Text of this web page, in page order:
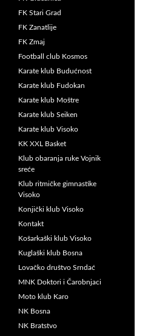
FK Stari Grad
FK Zanatlije
FK Zmaj
Football club Kosmos
Karate klub Budućnost
Karate klub Fudokan
Karate klub Moštre
Karate klub Seiken
Karate klub Visoko
KK XXL Basket
Klub obaranja ruke Vojnik
sreće
Klub ritmičke gimnastike
Visoko
Konjički klub Visoko
Kontakt
Košarkaški klub Visoko
Kuglaški klub Bosna
Lovačko društvo Srndać
MNK Doktori i Čarobnjaci
Moto klub Karo
NK Bosna
NK Bratstvo